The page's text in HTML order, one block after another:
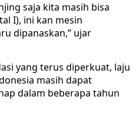
saja kita masih bisa
I), ini kan mesin
dipanaskan,” ujar
yang terus diperkuat, laju
masih dapat
dalam beberapa tahun